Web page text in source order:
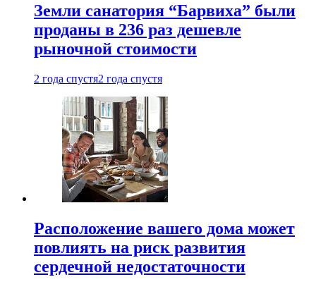
Земли санатория “Барвиха” были
проданы в 236 раз дешевле
рыночной стоимости
2 года спустя2 года спустя
Расположение вашего дома может
повлиять на риск развития
сердечной недостаточности